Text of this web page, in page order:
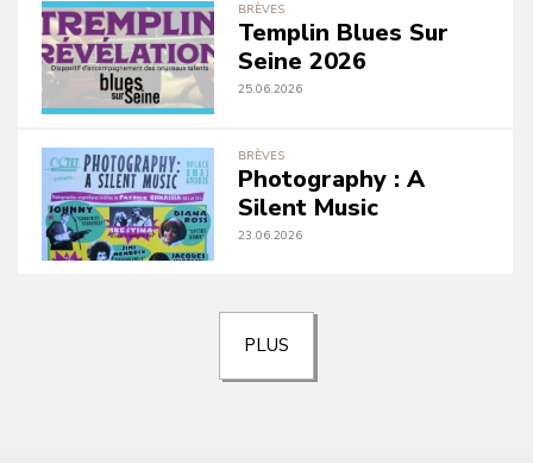
BRÈVES
Templin Blues Sur
Seine 2026
25.06.2026
BRÈVES
Photography : A
Silent Music
23.06.2026
PLUS